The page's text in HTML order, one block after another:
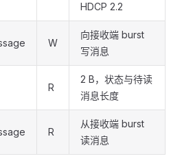
HDCP 2.2
W
向接收端 burst
写消息
R
2 B，状态与待读
消息长度
R
从接收端 burst
读消息